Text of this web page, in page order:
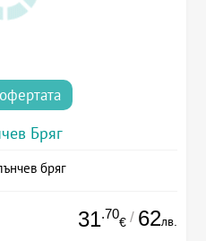
Бряг
бряг
31.70
€ / 62лв.